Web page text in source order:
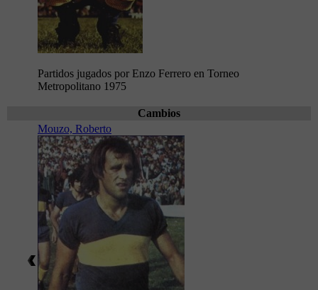
Partidos jugados por Enzo Ferrero en Torneo
Metropolitano 1975
Cambios
Mouzo, Roberto